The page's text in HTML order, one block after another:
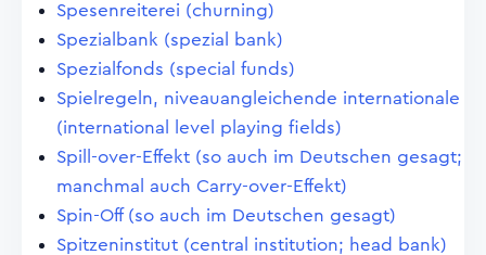
Spesenreiterei (churning)
Spezialbank (spezial bank)
Spezialfonds (special funds)
Spielregeln, niveauangleichende internationale
(international level playing fields)
Spill-over-Effekt (so auch im Deutschen gesagt;
manchmal auch Carry-over-Effekt)
Spin-Off (so auch im Deutschen gesagt)
Spitzeninstitut (central institution; head bank)